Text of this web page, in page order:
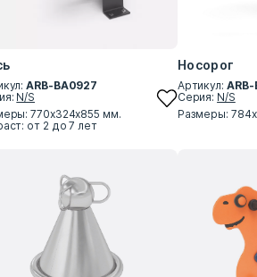
ARB-BA0927
N/S
770х324х855 мм.
от 2 до 7 лет
Носорог
Артикул:
Серия: N/S
Размеры: